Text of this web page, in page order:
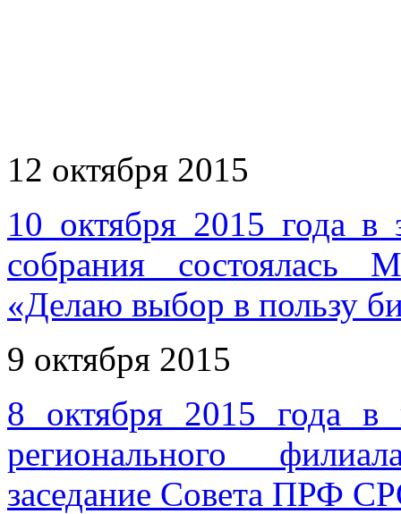
12 октября 2015
10 октября 2015 года в
собрания состоялась
«Делаю выбор в пользу
9 октября 2015
8 октября 2015 года
регионального
заседание Совета ПРФ